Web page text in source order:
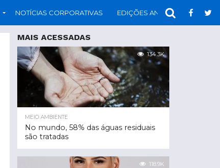
NOTÍCIAS CORPORATIVAS EDIÇÕES ANTERIORES
MAIS ACESSADAS
134.3K
MEIO AMBIENTE
No mundo, 58% das águas residuais
são tratadas
118.9K